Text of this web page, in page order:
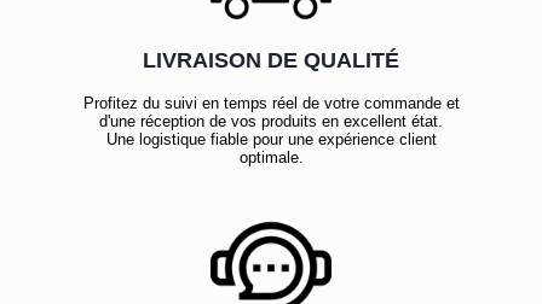
LIVRAISON DE QUALITÉ
Profitez du suivi en temps réel de votre commande et
d'une réception de vos produits en excellent état.
Une logistique fiable pour une expérience client
optimale.